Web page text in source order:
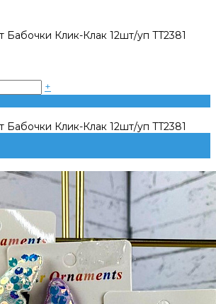
Бабочки Клик-Клак 12шт/уп TT2381
+
Бабочки Клик-Клак 12шт/уп TT2381